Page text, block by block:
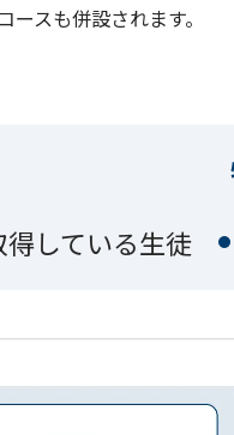
スも併設されます。
している生徒